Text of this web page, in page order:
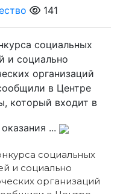
141
социальных
и социально
организаций
в Центре
который входит в
...
социальных
и социально
организаций